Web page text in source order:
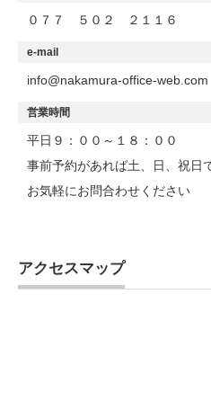
０７７ ５０２ ２１１６
e-mail
info@nakamura-office-web.com
営業時間
平日９：００～１８：００
事前予約があれば土、日、祝日
お気軽にお問合わせください
アクセスマップ